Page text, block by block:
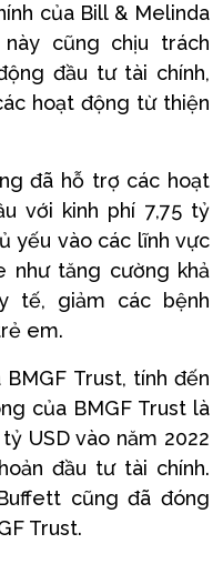
của Bill & Melinda
cũng chịu trách
đầu tư tài chính,
hoạt động từ thiện
đã hỗ trợ các hoạt
với kinh phí 7,75 tỷ
yếu vào các lĩnh vực
như tăng cường khả
tế, giảm các bệnh
em.
Trust, tính đến
của BMGF Trust là
USD vào năm 2022
đầu tư tài chính.
cũng đã đóng
Trust.